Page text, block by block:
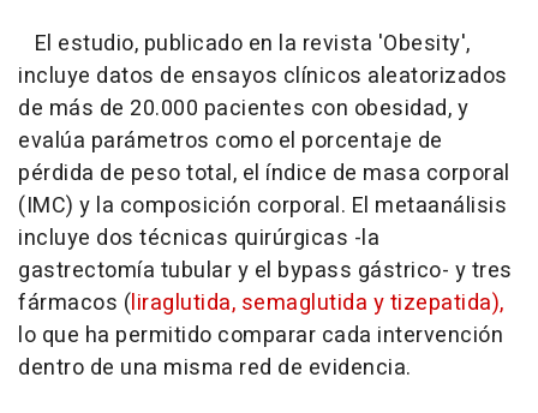
El estudio, publicado en la revista 'Obesity',
incluye datos de ensayos clínicos aleatorizados
de más de 20.000 pacientes con obesidad, y
evalúa parámetros como el porcentaje de
pérdida de peso total, el índice de masa corporal
(IMC) y la composición corporal. El metaanálisis
incluye dos técnicas quirúrgicas -la
gastrectomía tubular y el bypass gástrico- y tres
fármacos (liraglutida, semaglutida y tizepatida),
lo que ha permitido comparar cada intervención
dentro de una misma red de evidencia.